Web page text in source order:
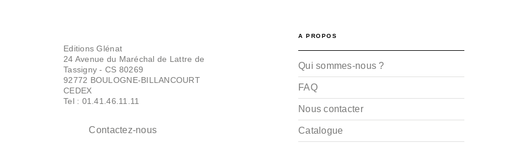
Editions Glénat
24 Avenue du Maréchal de Lattre de
Tassigny - CS 80269
92772 BOULOGNE-BILLANCOURT
CEDEX
Tel : 01.41.46.11.11
Contactez-nous
A PROPOS
Qui sommes-nous ?
FAQ
Nous contacter
Catalogue